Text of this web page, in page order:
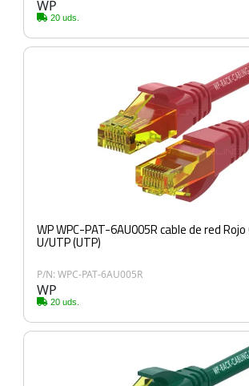
WP
20 uds.
WP WPC-PAT-6AU005R cable de red
U/UTP (UTP)
P/N: WPC-PAT-6AU005R
WP
20 uds.